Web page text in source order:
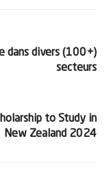
dans divers
secteurs
to Study in
New Zealand 2024